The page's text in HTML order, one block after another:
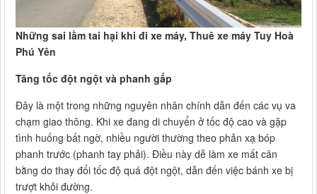
Những sai lầm tai hại khi đi xe máy, Thuê xe máy Tuy Hoà
Phú Yên
Tăng tốc đột ngột và phanh gấp
Đây là một trong những nguyên nhân chính dẫn đến các vụ va
chạm giao thông. Khi xe đang di chuyển ở tốc độ cao và gặp
tình huống bất ngờ, nhiều người thường theo phản xạ bóp
phanh trước (phanh tay phải). Điều này dễ làm xe mất cân
bằng do thay đổi tốc độ quá đột ngột, dẫn đến việc bánh xe bị
trượt khỏi đường.